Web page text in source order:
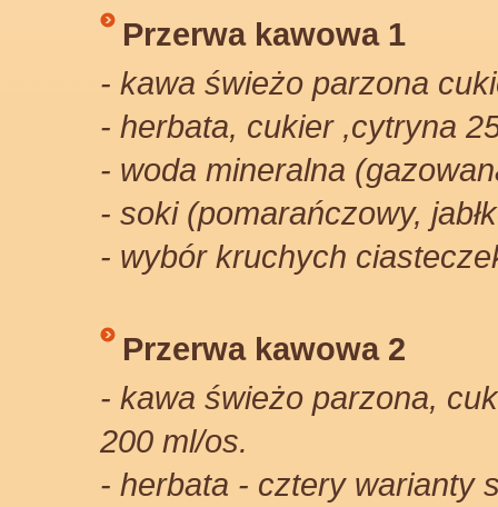
Przerwa kawowa 1
- kawa świeżo parzona
- herbata, cukier ,cytryna
- woda mineralna
- soki (pomarańczowy,
- wybór kruchych
Przerwa kawowa 2
- kawa świeżo parzona,
200 ml/os.
- herbata - cztery warianty